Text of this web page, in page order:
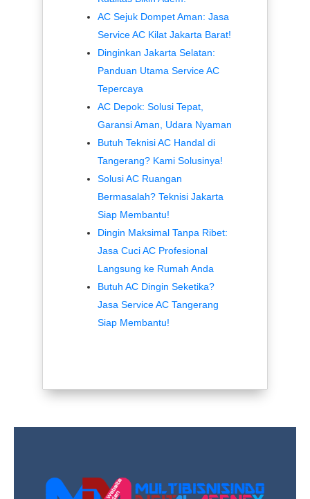
AC Sejuk Dompet Aman: Jasa
Service AC Kilat Jakarta Barat!
Dinginkan Jakarta Selatan:
Panduan Utama Service AC
Tepercaya
AC Depok: Solusi Tepat,
Garansi Aman, Udara Nyaman
Butuh Teknisi AC Handal di
Tangerang? Kami Solusinya!
Solusi AC Ruangan
Bermasalah? Teknisi Jakarta
Siap Membantu!
Dingin Maksimal Tanpa Ribet:
Jasa Cuci AC Profesional
Langsung ke Rumah Anda
Butuh AC Dingin Seketika?
Jasa Service AC Tangerang
Siap Membantu!